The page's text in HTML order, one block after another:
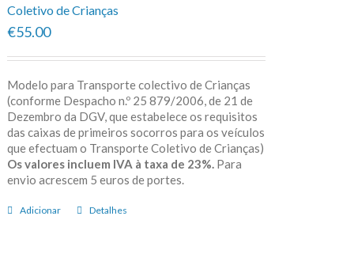
Coletivo de Crianças
€55.00
Modelo para Transporte colectivo de Crianças
(conforme Despacho n.º 25 879/2006, de 21 de
Dezembro da DGV, que estabelece os requisitos
das caixas de primeiros socorros para os veículos
que efectuam o Transporte Coletivo de Crianças)
Os valores incluem IVA à taxa de 23%. Para
envio acrescem 5 euros de portes.
Adicionar Detalhes